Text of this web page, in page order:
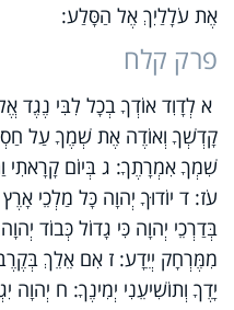
אֶת עֹלָלַיִךְ אֶל הַסָּלַע:
פרק קלח
א לְדָוִד אוֹדְךָ בְכָל לִבִּי נֶגֶד
קָדְשְׁךָ וְאוֹדֶה אֶת שְׁמֶךָ עַל
שִׁמְךָ אִמְרָתֶךָ: ג בְּיוֹם קָרָאתִי
עֹז: ד יוֹדוּךָ יְהוָה כָּל מַלְכֵי
בְּדַרְכֵי יְהוָה כִּי גָדוֹל כְּבוֹד
מִמֶּרְחָק יְיֵדָע: ז אִם אֵלֵךְ
יָדֶךָ וְתוֹשִׁיעֵנִי יְמִינֶךָ: ח